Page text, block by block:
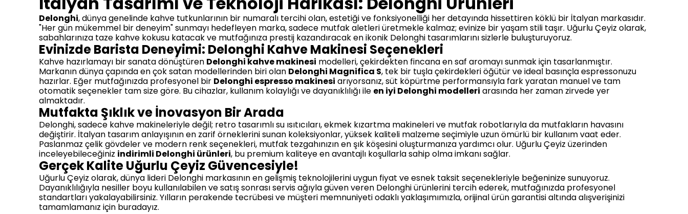
Delonghi, dünya genelinde kahve tutkunlarının bir numaralı tercihi olan, estetiği ve fonksiyonelliği her detayında hissettiren köklü bir İtalyan markasıdır.
"Her gün mükemmel bir deneyim" sunmayı hedefleyen marka, sadece mutfak aletleri üretmekle kalmaz; evinize bir yaşam stili taşır. Uğurlu Çeyiz olarak,
sabahlarınıza taze kahve kokusu katacak ve mutfağınıza prestij kazandıracak en ikonik Delonghi tasarımlarını sizlerle buluşturuyoruz.
Evinizde Barista Deneyimi: Delonghi Kahve Makinesi Seçenekleri
Kahve hazırlamayı bir sanata dönüştüren Delonghi kahve makinesi modelleri, çekirdekten fincana en saf aromayı sunmak için tasarlanmıştır.
Markanın dünya çapında en çok satan modellerinden biri olan Delonghi Magnifica S, tek bir tuşla çekirdekleri öğütür ve ideal basınçla espressonuzu
hazırlar. Eğer mutfağınızda profesyonel bir Delonghi espresso makinesi arıyorsanız, süt köpürtme performansıyla fark yaratan manuel ve tam
otomatik seçenekler tam size göre. Bu cihazlar, kullanım kolaylığı ve dayanıklılığı ile en iyi Delonghi modelleri arasında her zaman zirvede yer
almaktadır.
Mutfakta Şıklık ve İnovasyon Bir Arada
Delonghi, sadece kahve makineleriyle değil; retro tasarımlı su ısıtıcıları, ekmek kızartma makineleri ve mutfak robotlarıyla da mutfakların havasını
değiştirir. İtalyan tasarım anlayışının en zarif örneklerini sunan koleksiyonlar, yüksek kaliteli malzeme seçimiyle uzun ömürlü bir kullanım vaat eder.
Paslanmaz çelik gövdeler ve modern renk seçenekleri, mutfak tezgahınızın en şık köşesini oluşturmanıza yardımcı olur. Uğurlu Çeyiz üzerinden
inceleyebileceğiniz indirimli Delonghi ürünleri, bu premium kaliteye en avantajlı koşullarla sahip olma imkanı sağlar.
Gerçek Kalite Uğurlu Çeyiz Güvencesiyle!
Uğurlu Çeyiz olarak, dünya lideri Delonghi markasının en gelişmiş teknolojilerini uygun fiyat ve esnek taksit seçenekleriyle beğeninize sunuyoruz.
Dayanıklılığıyla nesiller boyu kullanılabilen ve satış sonrası servis ağıyla güven veren Delonghi ürünlerini tercih ederek, mutfağınızda profesyonel
standartları yakalayabilirsiniz. Yılların perakende tecrübesi ve müşteri memnuniyeti odaklı yaklaşımımızla, orijinal ürün garantisi altında alışverişinizi
tamamlamanız için buradayız.